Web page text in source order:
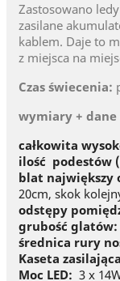
Zastosowano
zasilane
kablem. Daje to
z miejsca na
Czas świecenia:
wymiary +
całkowita
ilość podestów
blat największy
20cm, skok
odstępy
grubość glatów:
średnica rury
Kaseta
Moc LED: 3 x